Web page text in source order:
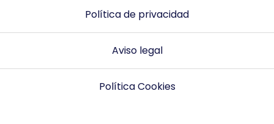
Política de privacidad
Aviso legal
Política Cookies